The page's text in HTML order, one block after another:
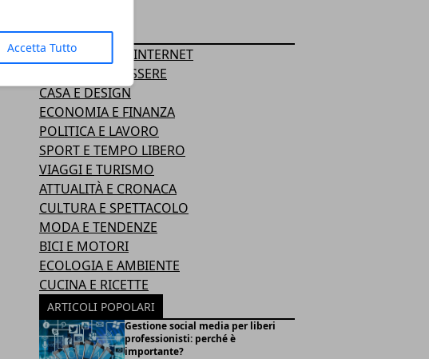
Accetta Tutto
CATEGORIE
TECNOLOGIA E INTERNET
SALUTE E BENESSERE
CASA E DESIGN
ECONOMIA E FINANZA
POLITICA E LAVORO
SPORT E TEMPO LIBERO
VIAGGI E TURISMO
ATTUALITÀ E CRONACA
CULTURA E SPETTACOLO
MODA E TENDENZE
BICI E MOTORI
ECOLOGIA E AMBIENTE
CUCINA E RICETTE
ARTICOLI POPOLARI
Gestione social media per liberi
professionisti: perché è
importante?